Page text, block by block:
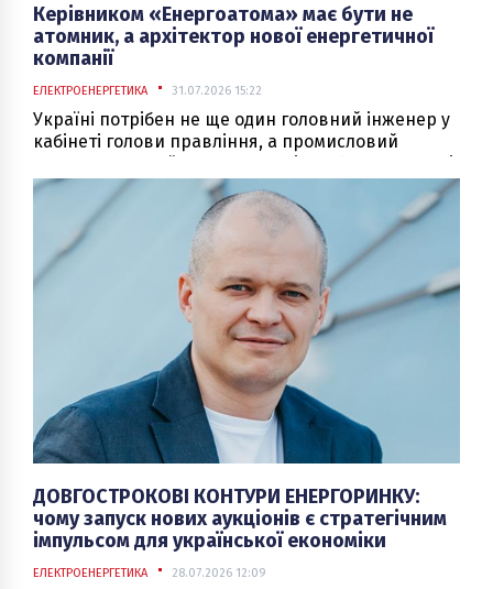
Керівником «Енергоатома» має бути не
атомник, а архітектор нової енергетичної
компанії
ЕЛЕКТРОЕНЕРГЕТИКА 31.07.2026 15:22
Україні потрібен не ще один головний інженер у
кабінеті голови правління, а промисловий
стратег, здатний залучати капітал, будувати нові
активи та перетворювати атомну генерацію на
платформу для розвитку всієї економіки.
ДОВГОСТРОКОВІ КОНТУРИ ЕНЕРГОРИНКУ:
чому запуск нових аукціонів є стратегічним
імпульсом для української економіки
ЕЛЕКТРОЕНЕРГЕТИКА 28.07.2026 12:09